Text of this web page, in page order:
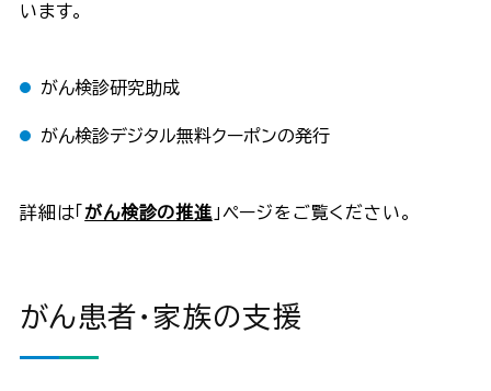
います。
がん検診研究助成
がん検診デジタル無料クーポンの発行
詳細は「 がん検診の推進 」ページをご覧ください。
がん患者・家族の支援